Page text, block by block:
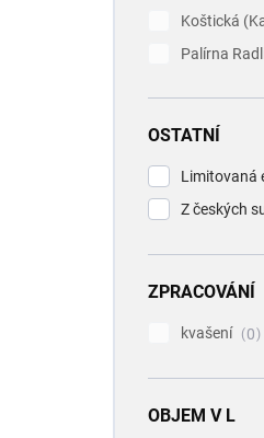
Koštická
Palírna
OSTATNÍ
Limitovaná
Z českých
ZPRACOVÁNÍ
kvašení 0
OBJEM V L